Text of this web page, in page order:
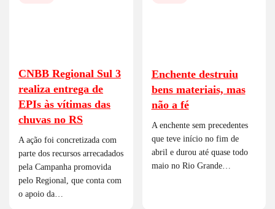
CNBB Regional Sul 3
realiza entrega de
EPIs às vítimas das
chuvas no RS
A ação foi concretizada com
parte dos recursos arrecadados
pela Campanha promovida
pelo Regional, que conta com
o apoio da…
Enchente destruiu
bens materiais, mas
não a fé
A enchente sem precedentes
que teve início no fim de
abril e durou até quase todo
maio no Rio Grande…